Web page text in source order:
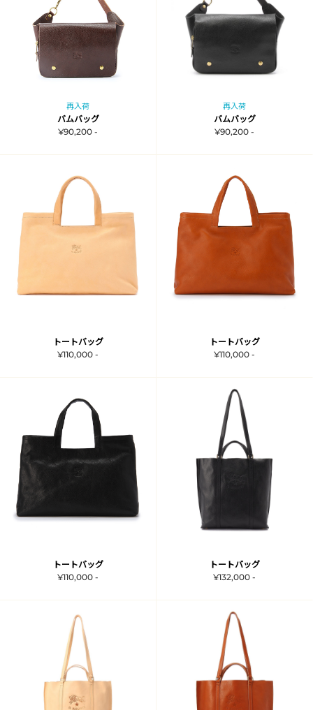
再入荷
バムバッグ
¥90,200 -
再入荷
バムバッグ
¥90,200 -
トートバッグ
¥110,000 -
トートバッグ
¥110,000 -
トートバッグ
¥110,000 -
トートバッグ
¥132,000 -